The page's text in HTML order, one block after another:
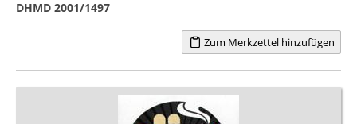
DHMD 2001/1497
Zum Merkzettel hinzufügen